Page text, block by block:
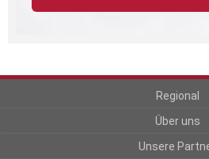
Regional
Über uns
Unsere